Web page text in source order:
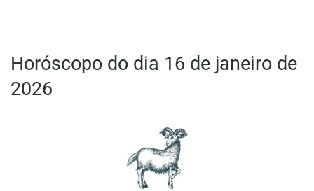
Horóscopo do dia 16 de janeiro de
2026